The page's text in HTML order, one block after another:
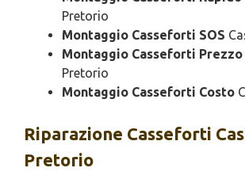
Pretorio
Montaggio Casseforti SOS
Montaggio Casseforti Prezzo
Pretorio
Montaggio Casseforti Costo
Riparazione Casseforti
Pretorio